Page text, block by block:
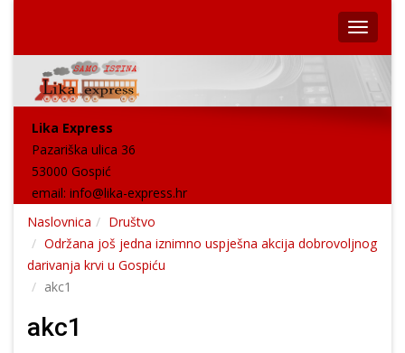
Lika Express
Pazariška ulica 36
53000 Gospić
email: info@lika-express.hr
Naslovnica
Društvo
Održana još jedna iznimno uspješna akcija dobrovoljnog
darivanja krvi u Gospiću
akc1
akc1